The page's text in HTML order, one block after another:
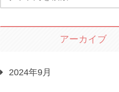
アーカイブ
2024年9月